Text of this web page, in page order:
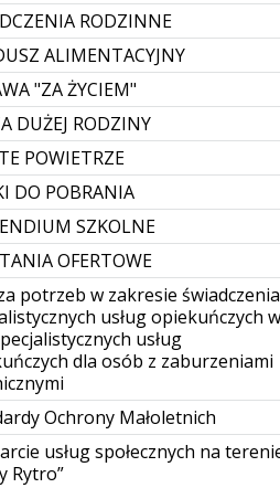
RODZINNE
ALIMENTACYJNY
"ZA ŻYCIEM"
DUŻEJ RODZINY
POWIETRZE
DO POBRANIA
SZKOLNE
OFERTOWE
potrzeb w zakresie świadczenia
usług opiekuńczych w
usług
dla osób z zaburzeniami
Ochrony Małoletnich
usług społecznych na
Rytro”